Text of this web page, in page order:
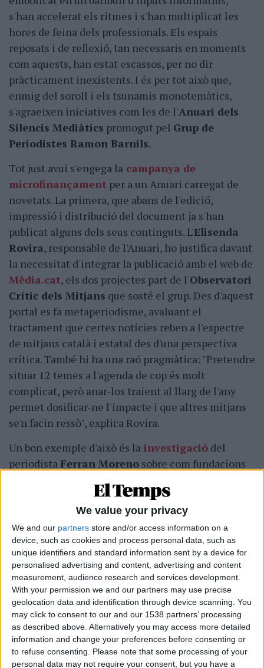
We value your privacy
We and our partners store and/or access information on a
device, such as cookies and process personal data, such as
unique identifiers and standard information sent by a device for
personalised advertising and content, advertising and content
measurement, audience research and services development.
With your permission we and our partners may use precise
geolocation data and identification through device scanning. You
may click to consent to our and our 1538 partners’ processing
as described above. Alternatively you may access more detailed
information and change your preferences before consenting or
to refuse consenting.
Please note that some processing of your
personal data may not require your consent, but you have a
s'han accelerat els ritmes i s'han multiplicat les
hores de feina dels professionals. Els espais
reposats i de reflexió, tan necessaris en moments
com aquests, han estat escassos, per no dir
pràcticament inexistents. I és per tot això que,
enmig del soroll i els tsunamis monotemàtics,
s'agraeixen iniciatives com les de l'Anuari dels
Silencis Mediàtics promogut pel Grup de
Periodistes Ramon Barnils.
Tot just avui s'engega la campanya de
microfinançament per a un Anuari carregat de
novetats. La primera, que abans de l'edició,
impressió i distribució del document ja s'han
publicat alguns dels seus continguts. L'Elisenda
Rovira, responsable de l'Anuari, ho justifica davant
la necessitat d'integrar la publicació amb el web de
Mèdia.cat, els dos projectes part de l'Observatori
Crític dels Mitjans que sosté el grup. Des d'aquest
portal es fa metaperiodisme, avaluant el
tractament que certes notícies reben a l'espectre
de mitjans català i estatal des d'una perspectiva
crítica. També hi ha una raó pragmàtica: "Pretendre
situar 12 temes a l'agenda de cop és molt
complicat, però anar-los traient al llarg de l'any
permet dosificar-ne l'impacte i que altres mitjans
se'n facin ressò", explica Rovira.
Un bon exemple d'això és la investigació del
periodista Ferran Moreno sobre com fundacions
preu de mercat a empreses participades per elles
mateixes i amb diners públics. La publicació
d'aquest reportatge desencadenaria una intensa
cobertura periodística que acabaria amb la
dimissiódel director general de laDirecció
General d'Atenció a la Infància i l'Adolescència
(DGAIA),Ricard Calvo , qui també estava vinculat a
alguna d'aquestes fundacions.
Subscripció al butlletí